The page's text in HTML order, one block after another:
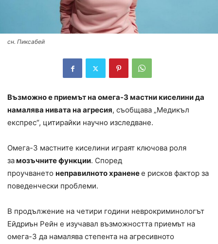
сн. Пиксабей
Възможно е приемът на омега-3 мастни киселини да
намалява нивата на агресия, съобщава „Медикъл
експрес“, цитирайки научно изследване.
Омега-3 мастните киселини играят ключова роля
замозъчните функции. Според
проучването неправилното храненее рисков фактор за
поведенчески проблеми.
В продължение на четири години неврокриминологът
Ейдриън Рейн е изучавал възможността приемът на
омега-3 да намалява степента на агресивното